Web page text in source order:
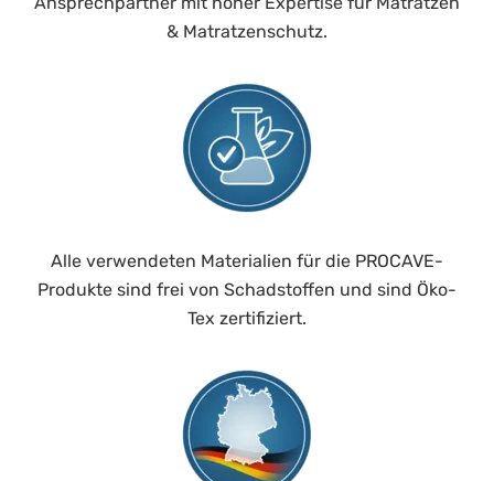
& Matratzenschutz.
Alle verwendeten Materialien für die PROCAVE-
Produkte sind frei von Schadstoffen und sind Öko-
Tex zertifiziert.